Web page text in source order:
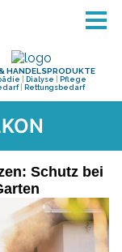
Schutz bei